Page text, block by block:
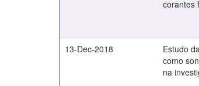
corantes
13-Dec-2018
Estudo
como
na